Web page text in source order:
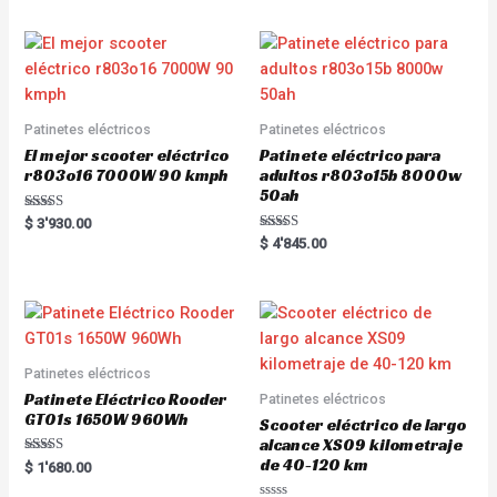
o
u
o
f
5
u
t
f
Patinetes eléctricos
El mejor scooter eléctrico
r803o16 7000W 90 kmph
Rated
5.00
$ 3'930.00
Patinetes eléctricos
Patinete eléctrico para
adultos r803o15b 8000w
50ah
Rated
5.00
$ 4'845.00
Patinetes eléctricos
Patinete Eléctrico Rooder
GT01s 1650W 960Wh
Rated
5.00
$ 1'680.00
Patinetes eléctricos
Scooter eléctrico de largo
alcance XS09 kilometraje
de 40-120 km